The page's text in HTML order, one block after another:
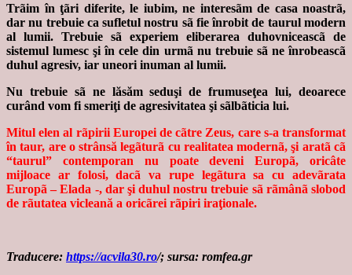
Trãim în ţãri diferite, le iubim, ne interesãm de casa noastrã,
dar nu trebuie ca sufletul nostru sã fie înrobit de taurul modern
al lumii. Trebuie sã experiem eliberarea duhovniceascã de
sistemul lumesc şi în cele din urmã nu trebuie sã ne înrobeascã
duhul agresiv, iar uneori inuman al lumii.
Nu trebuie sã ne lăsăm seduşi de frumuseţea lui, deoarece
curând vom fi smeriţi de agresivitatea şi sãlbãticia lui.
Mitul elen al rãpirii Europei de cãtre Zeus, care s-a transformat
în taur, are o strânsă legãturã cu realitatea modernã, şi aratã cã
“taurul” contemporan nu poate deveni Europã, oricâte
mijloace ar folosi, dacã va rupe legãtura sa cu adevãrata
Europã – Elada -, dar şi duhul nostru trebuie sã rãmânã slobod
de rãutatea vicleană a oricãrei rãpiri iraţionale.
Traducere: https://acvila30.ro/; sursa: romfea.gr